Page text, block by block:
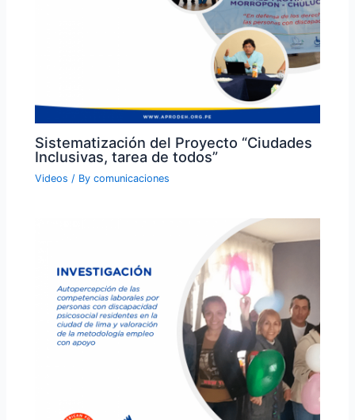
Sistematización del Proyecto “Ciudades
Inclusivas, tarea de todos”
Videos / Bycomunicaciones